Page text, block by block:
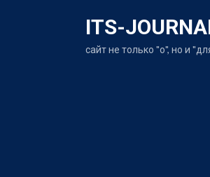
ITS-
сайт не только "о", но и